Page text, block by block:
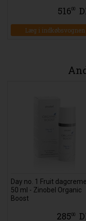
51600
Læg i indkøbsvognen
Day no. 1 Fruit
50 ml - Zinobel Organic
Boost
28500